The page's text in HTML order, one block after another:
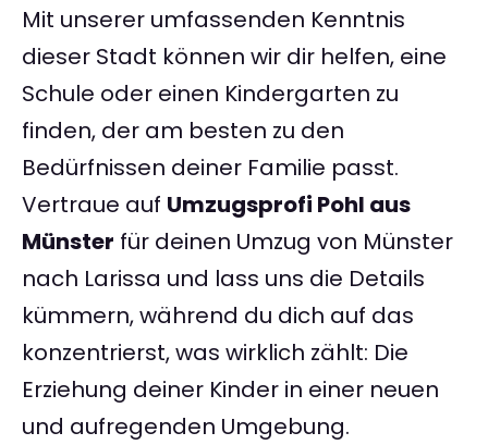
Mit unserer umfassenden Kenntnis
dieser Stadt können wir dir helfen, eine
Schule oder einen Kindergarten zu
finden, der am besten zu den
Bedürfnissen deiner Familie passt.
Vertraue auf Umzugsprofi Pohl aus
Münster für deinen Umzug von Münster
nach Larissa und lass uns die Details
kümmern, während du dich auf das
konzentrierst, was wirklich zählt: Die
Erziehung deiner Kinder in einer neuen
und aufregenden Umgebung.